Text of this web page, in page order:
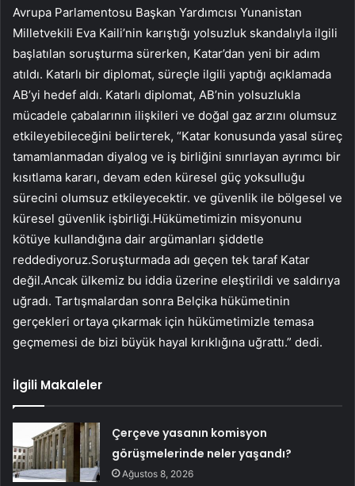
Avrupa Parlamentosu Başkan Yardımcısı Yunanistan
Milletvekili Eva Kaili’nin karıştığı yolsuzluk skandalıyla ilgili
başlatılan soruşturma sürerken, Katar’dan yeni bir adım
atıldı. Katarlı bir diplomat, süreçle ilgili yaptığı açıklamada
AB’yi hedef aldı. Katarlı diplomat, AB’nin yolsuzlukla
mücadele çabalarının ilişkileri ve doğal gaz arzını olumsuz
etkileyebileceğini belirterek, “Katar konusunda yasal süreç
tamamlanmadan diyalog ve iş birliğini sınırlayan ayrımcı bir
kısıtlama kararı, devam eden küresel güç yoksulluğu
sürecini olumsuz etkileyecektir. ve güvenlik ile bölgesel ve
küresel güvenlik işbirliği.Hükümetimizin misyonunu
kötüye kullandığına dair argümanları şiddetle
reddediyoruz.Soruşturmada adı geçen tek taraf Katar
değil.Ancak ülkemiz bu iddia üzerine eleştirildi ve saldırıya
uğradı. Tartışmalardan sonra Belçika hükümetinin
gerçekleri ortaya çıkarmak için hükümetimizle temasa
geçmemesi de bizi büyük hayal kırıklığına uğrattı.” dedi.
İlgili Makaleler
Çerçeve yasanın komisyon
görüşmelerinde neler yaşandı?
Ağustos 8, 2026